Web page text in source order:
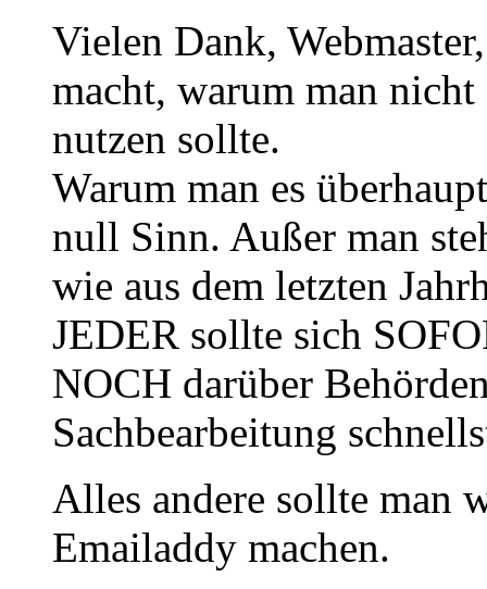
Vielen Dank,
macht, warum man
nutzen sollte.
Warum man es
null Sinn. Außer man
wie aus dem letzten
JEDER sollte sich
NOCH darüber
Sachbearbeitung
Alles andere sollte man
Emailaddy machen.